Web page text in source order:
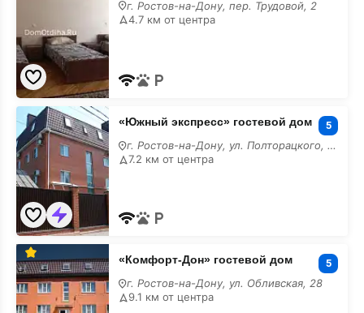
недорого
г. Ростов-на-Дону, пер. Трудовой, 2
4.7 км от центра
«Южный
экспресс»
гостевой
дом
недорого
«Южный экспресс» гостевой дом 5
г. Ростов-на-Дону, ул. Полторацкого, 98
7.2 км от центра
«Комфорт-
Дон»
гостевой
дом
недорого
«Комфорт-Дон» гостевой дом 5
г. Ростов-на-Дону, ул. Обливская, 28
9.1 км от центра